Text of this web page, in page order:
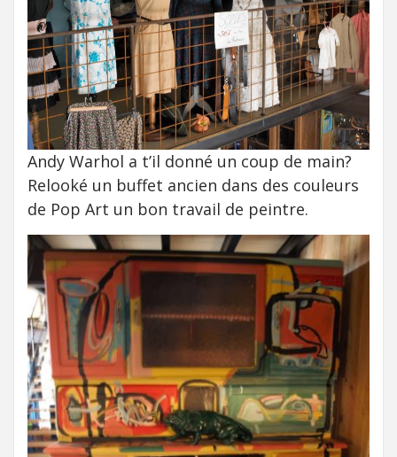
Andy Warhol a t’il donné un coup de main?
Relooké un buffet ancien dans des couleurs
de Pop Art un bon travail de peintre.